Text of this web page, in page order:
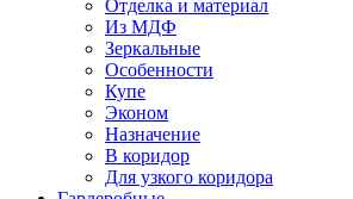
Отделка и материал
Из МДФ
Зеркальные
Особенности
Купе
Эконом
Назначение
В коридор
Для узкого коридора